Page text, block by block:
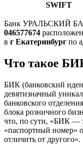
SWIFT
Банк УРАЛЬСКИЙ
046577674 расположен
в г Екатеринбург по
Что такое
БИК (банковский
девятизначный
банковского
блока розничного
что, по сути, «БИК —
«паспортный номер»
отличить от другого».